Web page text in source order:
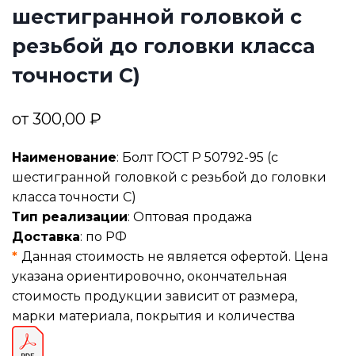
шестигранной головкой с
резьбой до головки класса
точности С)
от300,00 ₽
Наименование: Болт ГОСТ Р 50792-95 (с
шестигранной головкой с резьбой до головки
класса точности С)
Тип реализации: Оптовая продажа
Доставка: по РФ
* Данная стоимость не является офертой. Цена
указана ориентировочно, окончательная
стоимость продукции зависит от размера,
марки материала, покрытия и количества